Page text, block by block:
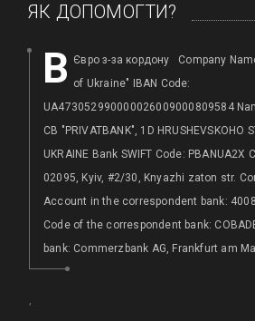
ЯК ДОПОМОГТИ?
B Євро з-за кордону Company
of Ukraine" IBAN Code:
UA473052990000026009000809584
CB "PRIVATBANK", 1D HRUSHEVSKOHO
UKRAINE Bank SWIFT Code: PBANUA2X
02095, Kyiv, #2/30, Knyazhi zaton str.
Account in the correspondent bank:
Code of the correspondent bank:
bank: Commerzbank AG, Frankfurt am
,